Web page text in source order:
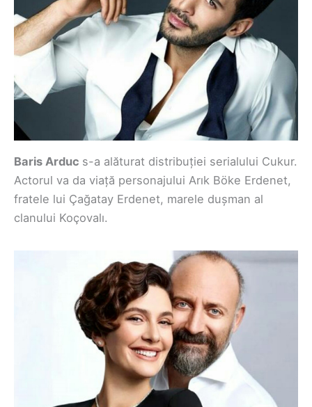
Baris Arduc s-a alăturat distribuției serialului Cukur.
Actorul va da viață personajului Arık Böke Erdenet,
fratele lui Çağatay Erdenet, marele dușman al
clanului Koçovalı.